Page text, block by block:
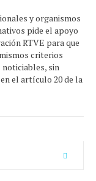
y organismos
pide el apoyo
RTVE para que
criterios
sin
el artículo 20 de la